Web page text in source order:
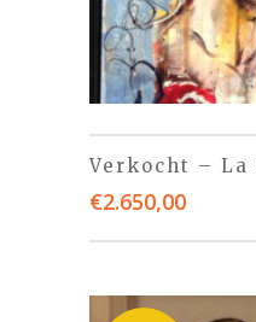
Verkocht – La
€2.650,00